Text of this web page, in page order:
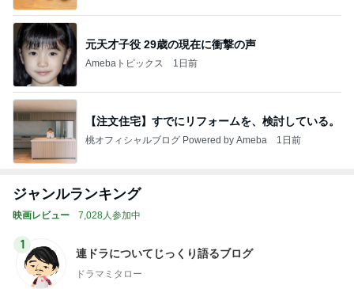
元天才子役 29歳の現在に衝撃の声
Amebaトピックス 1日前
【注文住宅】すでにリフォームを、検討している。
桃オフィシャルブログ Powered by Ameba 1日前
ジャンルランキング
映画レビュー 7,028人参加中
1
連ドラについてじっくり語るブログ
ドラマミタロー